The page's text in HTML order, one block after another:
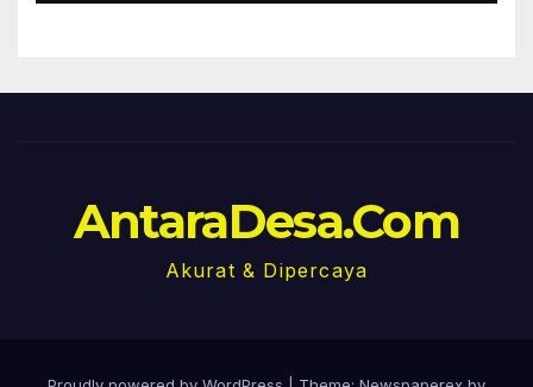
AntaraDesa.Com
Akurat & Dipercaya